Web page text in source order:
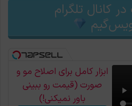
کانال تلگرام
ابزار کامل برای اصلاح مو و
صورت (قیمت رو ببینی
باور نمیکنی!)